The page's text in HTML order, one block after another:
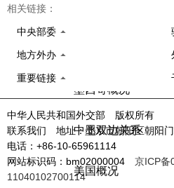
墨西哥概况
中墨双边关系
美国概况
相关链接：
中央部委
地方外办
重要链接
中华人民共和国外交部 版权所有
联系我们 地址：北京市朝阳区朝阳
电话：+86-10-65961114
网站标识码：bm02000004 京ICP备
11040102700114